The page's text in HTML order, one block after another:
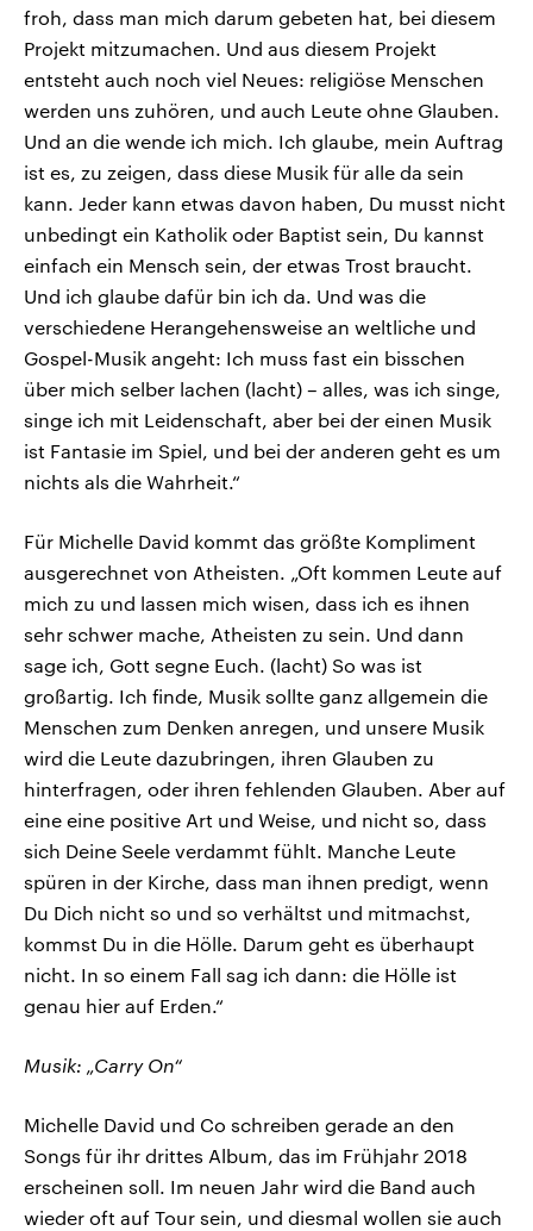
froh, dass man mich darum gebeten hat, bei diesem
Projekt mitzumachen. Und aus diesem Projekt
entsteht auch noch viel Neues: religiöse Menschen
werden uns zuhören, und auch Leute ohne Glauben.
Und an die wende ich mich. Ich glaube, mein Auftrag
ist es, zu zeigen, dass diese Musik für alle da sein
kann. Jeder kann etwas davon haben, Du musst nicht
unbedingt ein Katholik oder Baptist sein, Du kannst
einfach ein Mensch sein, der etwas Trost braucht.
Und ich glaube dafür bin ich da. Und was die
verschiedene Herangehensweise an weltliche und
Gospel-Musik angeht: Ich muss fast ein bisschen
über mich selber lachen (lacht) – alles, was ich singe,
singe ich mit Leidenschaft, aber bei der einen Musik
ist Fantasie im Spiel, und bei der anderen geht es um
nichts als die Wahrheit.“
Für Michelle David kommt das größte Kompliment
ausgerechnet von Atheisten. „Oft kommen Leute auf
mich zu und lassen mich wisen, dass ich es ihnen
sehr schwer mache, Atheisten zu sein. Und dann
sage ich, Gott segne Euch. (lacht) So was ist
großartig. Ich finde, Musik sollte ganz allgemein die
Menschen zum Denken anregen, und unsere Musik
wird die Leute dazubringen, ihren Glauben zu
hinterfragen, oder ihren fehlenden Glauben. Aber auf
eine eine positive Art und Weise, und nicht so, dass
sich Deine Seele verdammt fühlt. Manche Leute
spüren in der Kirche, dass man ihnen predigt, wenn
Du Dich nicht so und so verhältst und mitmachst,
kommst Du in die Hölle. Darum geht es überhaupt
nicht. In so einem Fall sag ich dann: die Hölle ist
genau hier auf Erden.“
Musik: „Carry On“
Michelle David und Co schreiben gerade an den
Songs für ihr drittes Album, das im Frühjahr 2018
erscheinen soll. Im neuen Jahr wird die Band auch
wieder oft auf Tour sein, und diesmal wollen sie auch